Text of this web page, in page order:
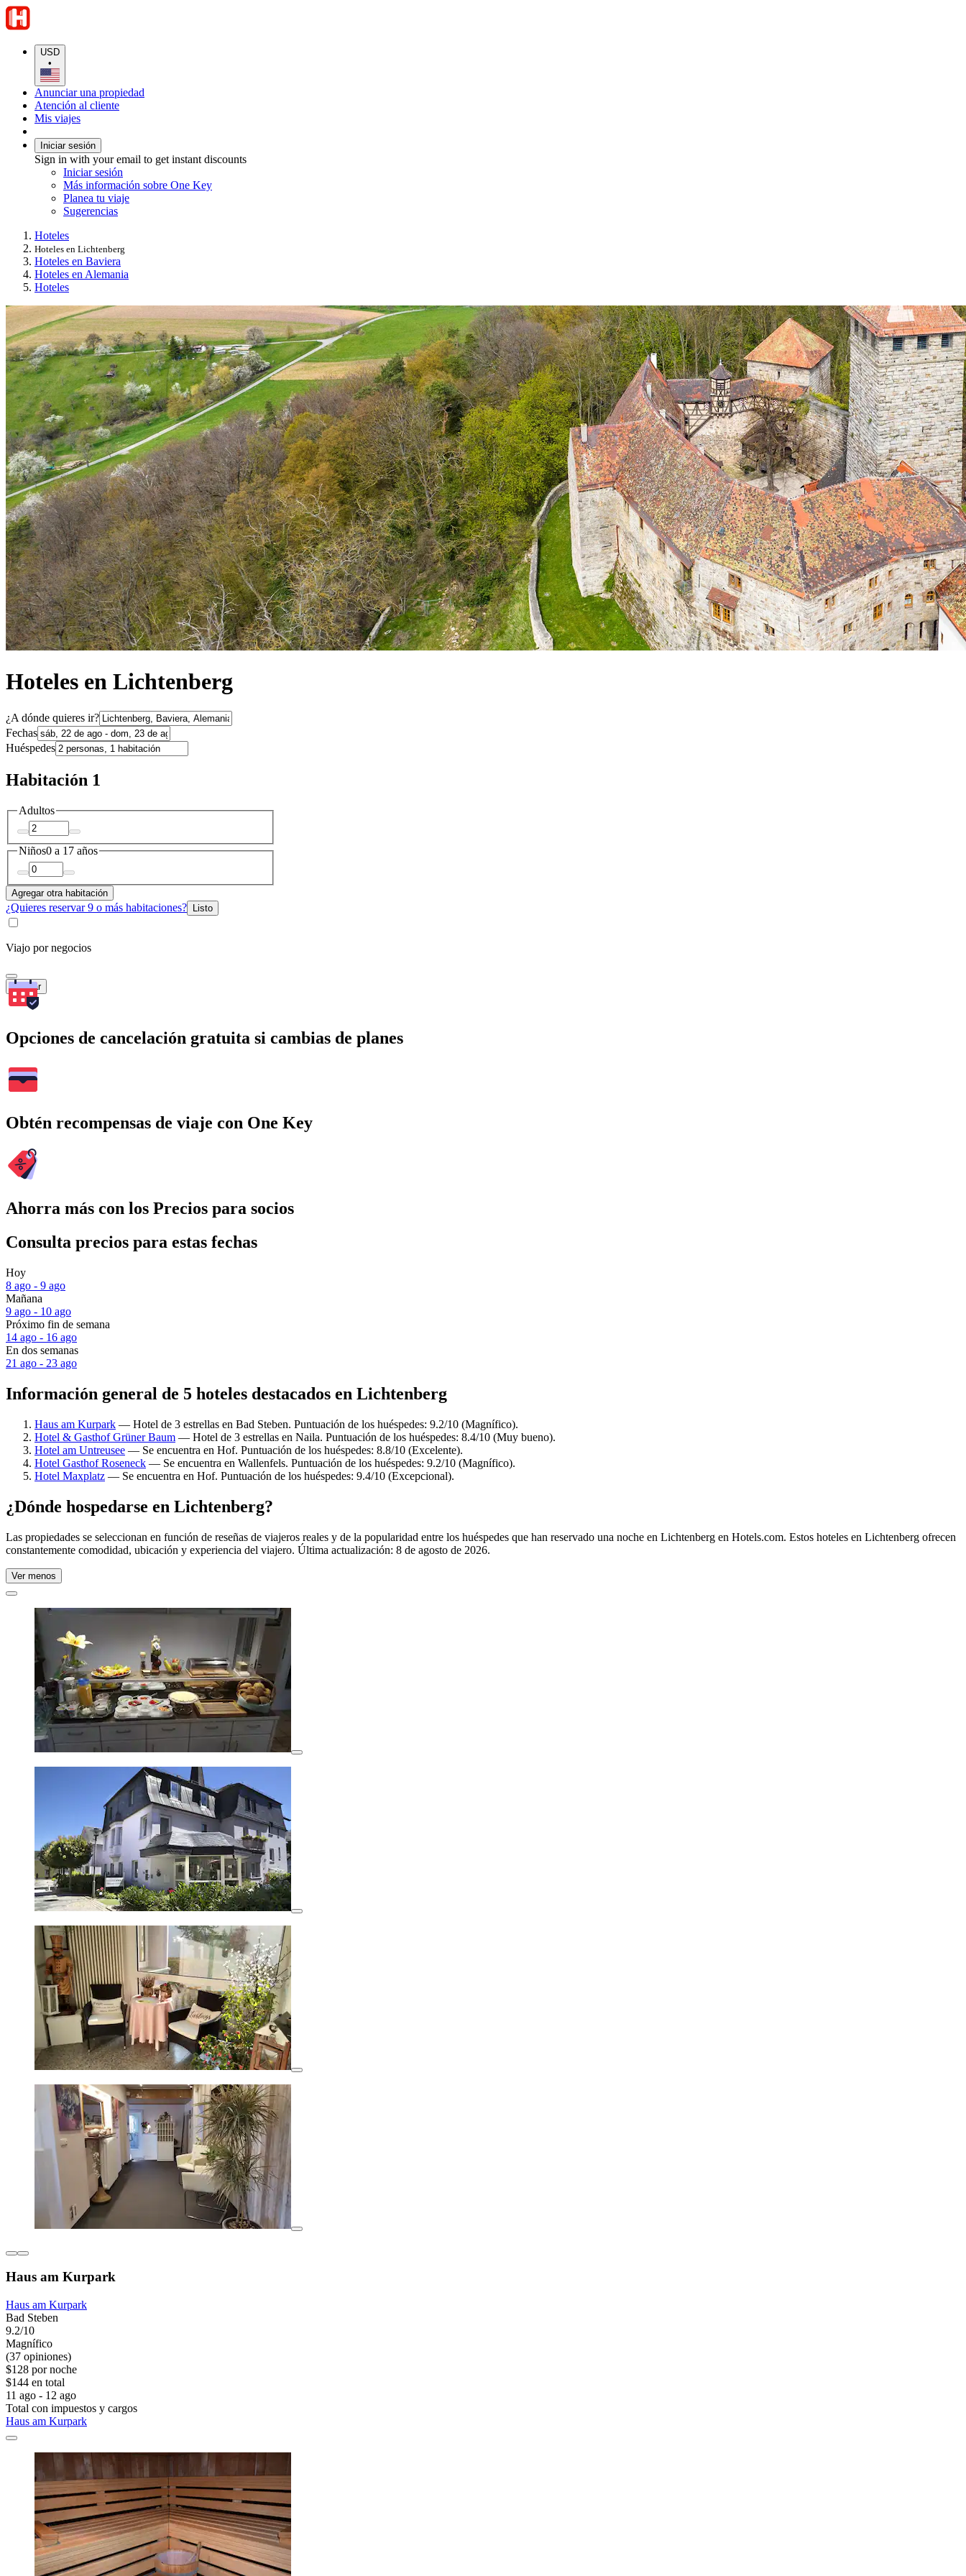
USD
•
Anunciar una propiedad
Atención al cliente
Mis viajes
Iniciar sesión
Sign in with your email to get instant discounts
Iniciar sesión
Más información sobre One Key
Planea tu viaje
Sugerencias
Hoteles
Hoteles en Lichtenberg
Hoteles en Baviera
Hoteles en Alemania
Hoteles
Hoteles en Lichtenberg
¿A dónde quieres ir?
Fechas
Huéspedes
Habitación 1
Adultos
Niños0 a 17 años
Agregar otra habitación
¿Quieres reservar 9 o más habitaciones? Listo
Viajo por negocios
Buscar
Opciones de cancelación gratuita si cambias de planes
Obtén recompensas de viaje con One Key
Ahorra más con los Precios para socios
Consulta precios para estas fechas
Hoy
8 ago - 9 ago
Mañana
9 ago - 10 ago
Próximo fin de semana
14 ago - 16 ago
En dos semanas
21 ago - 23 ago
Información general de 5 hoteles destacados en Lichtenberg
Haus am Kurpark — Hotel de 3 estrellas en Bad Steben. Puntuación de los huéspedes: 9.2/10 (Magnífico).
Hotel & Gasthof Grüner Baum — Hotel de 3 estrellas en Naila. Puntuación de los huéspedes: 8.4/10 (Muy bueno).
Hotel am Untreusee — Se encuentra en Hof. Puntuación de los huéspedes: 8.8/10 (Excelente).
Hotel Gasthof Roseneck — Se encuentra en Wallenfels. Puntuación de los huéspedes: 9.2/10 (Magnífico).
Hotel Maxplatz — Se encuentra en Hof. Puntuación de los huéspedes: 9.4/10 (Excepcional).
¿Dónde hospedarse en Lichtenberg?
Las propiedades se seleccionan en función de reseñas de viajeros reales y de la popularidad entre los huéspedes que han reservado una noche en Lichtenberg en Hotels.com. Estos hoteles en Lichtenberg ofrecen
constantemente comodidad, ubicación y experiencia del viajero. Última actualización: 8 de agosto de 2026.
Ver menos
Haus am Kurpark
Haus am Kurpark
Bad Steben
9.2/10
Magnífico
(37 opiniones)
$128 por noche
$144 en total
11 ago - 12 ago
Total con impuestos y cargos
Haus am Kurpark